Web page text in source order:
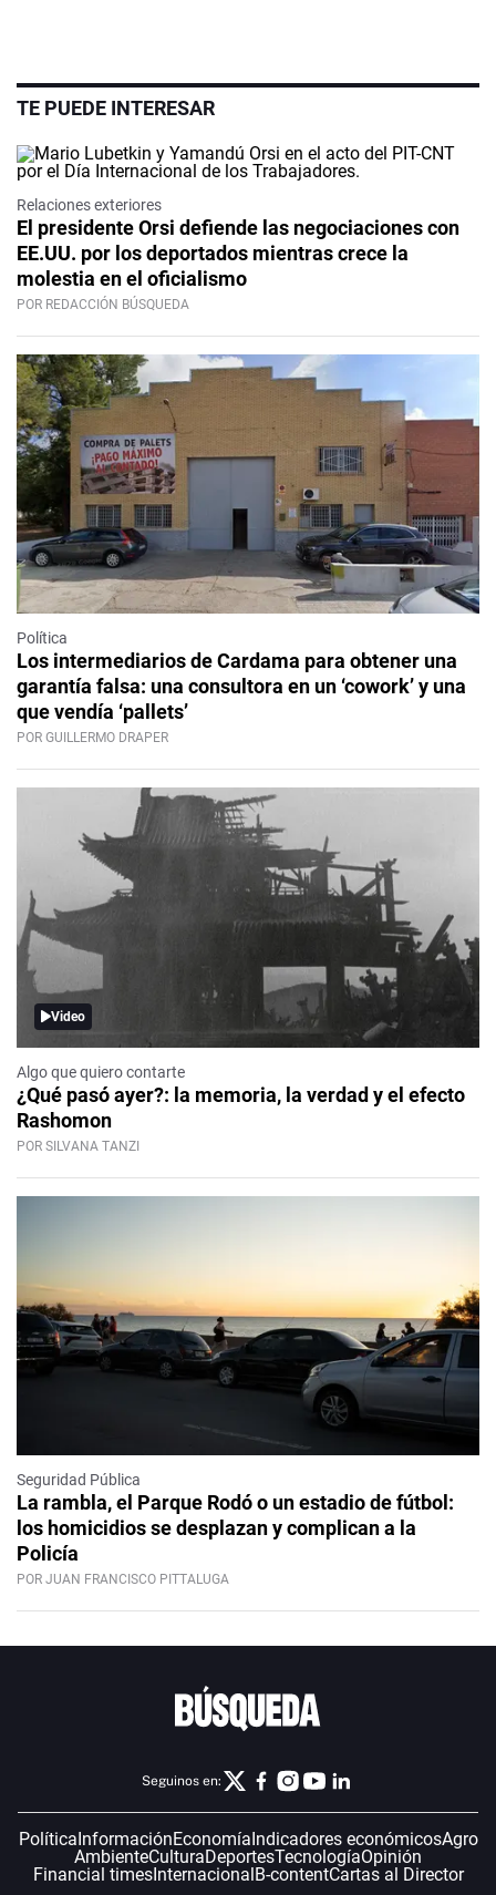
TE PUEDE INTERESAR
Relaciones exteriores
El presidente Orsi defiende las negociaciones con
EE.UU. por los deportados mientras crece la
molestia en el oficialismo
POR REDACCIÓN BÚSQUEDA
Política
Los intermediarios de Cardama para obtener una
garantía falsa: una consultora en un ‘cowork’ y una
que vendía ‘pallets’
POR GUILLERMO DRAPER
Video
Algo que quiero contarte
¿Qué pasó ayer?: la memoria, la verdad y el efecto
Rashomon
POR SILVANA TANZI
Seguridad Pública
La rambla, el Parque Rodó o un estadio de fútbol:
los homicidios se desplazan y complican a la
Policía
POR JUAN FRANCISCO PITTALUGA
Seguinos en:
Política InformaciónEconomía Indicadores económicosAgro
AmbienteCulturaDeportesTecnologíaOpinión
Financial timesInternacional B-contentCartas al Director